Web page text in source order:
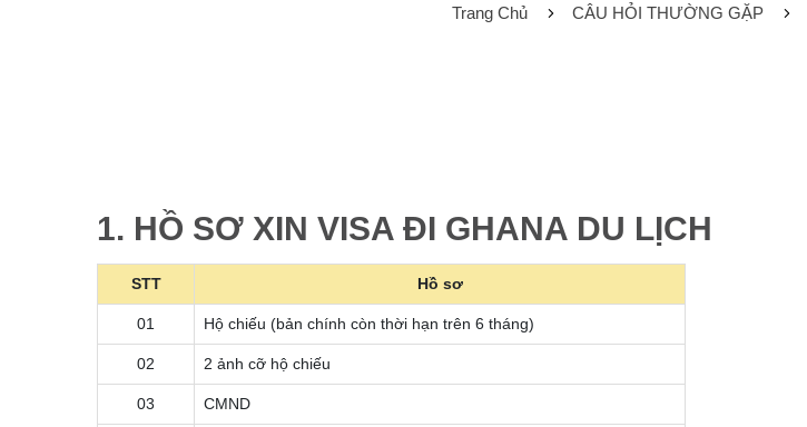
Trang Chủ CÂU HỎI THƯỜNG GẶP
1. HỒ SƠ XIN VISA ĐI GHANA DU LỊCH
STT Hồ sơ
01 Hộ chiếu (bản chính còn thời hạn trên 6 tháng)
02 2 ảnh cỡ hộ chiếu
03 CMND